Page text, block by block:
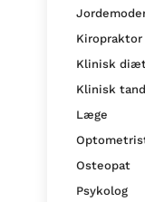
Kiropraktor
Klinisk
Klinisk
Læge
Osteopat
Psykolog